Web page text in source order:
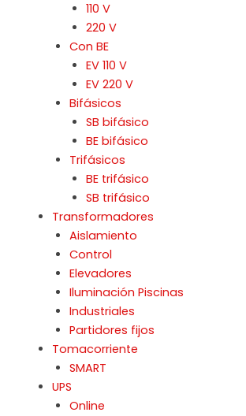
110 V
220 V
Con BE
EV 110 V
EV 220 V
Bifásicos
SB bifásico
BE bifásico
Trifásicos
BE trifásico
SB trifásico
Transformadores
Aislamiento
Control
Elevadores
Iluminación Piscinas
Industriales
Partidores fijos
Tomacorriente
SMART
UPS
Online